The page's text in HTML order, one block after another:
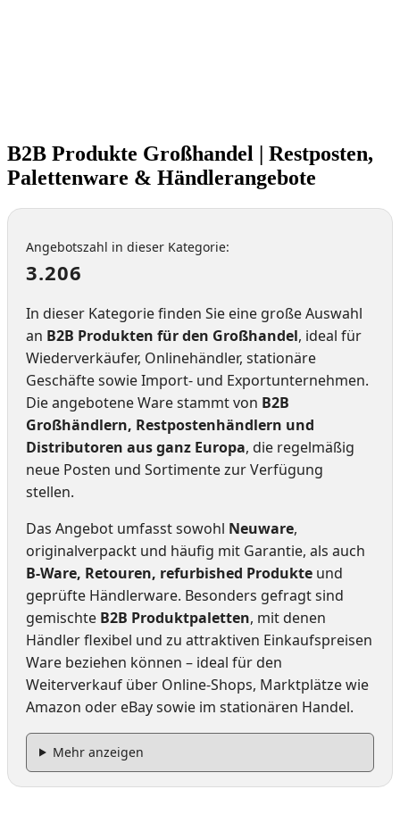
B2B Produkte Großhandel | Restposten,
Palettenware & Händlerangebote
Angebotszahl in dieser Kategorie:
3.206
In dieser Kategorie finden Sie eine große Auswahl
an B2B Produkten für den Großhandel, ideal für
Wiederverkäufer, Onlinehändler, stationäre
Geschäfte sowie Import- und Exportunternehmen.
Die angebotene Ware stammt von B2B
Großhändlern, Restpostenhändlern und
Distributoren aus ganz Europa, die regelmäßig
neue Posten und Sortimente zur Verfügung
stellen.
Das Angebot umfasst sowohl Neuware,
originalverpackt und häufig mit Garantie, als auch
B-Ware, Retouren, refurbished Produkte und
geprüfte Händlerware. Besonders gefragt sind
gemischte B2B Produktpaletten, mit denen
Händler flexibel und zu attraktiven Einkaufspreisen
Ware beziehen können – ideal für den
Weiterverkauf über Online-Shops, Marktplätze wie
Amazon oder eBay sowie im stationären Handel.
Mehr anzeigen